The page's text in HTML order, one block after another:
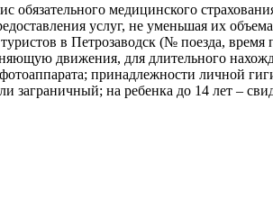
медицинского
услуг, не уменьшая их
в Петрозаводск (№ поезда, время
движения, для длительного
принадлежности личной
заграничный; на ребенка до 14 лет –